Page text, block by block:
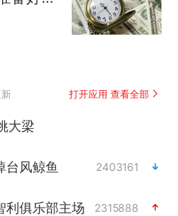
打开应用 查看全部
大梁
台风鲸鱼 2403161
利俱乐部主场 2315888